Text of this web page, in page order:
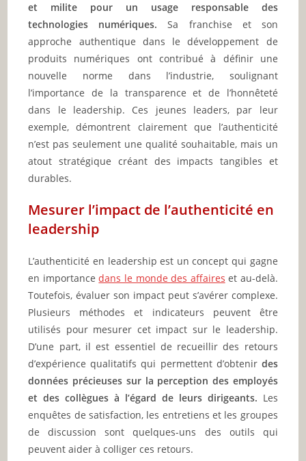
et milite pour un usage responsable des
technologies numériques. Sa franchise et son
approche authentique dans le développement de
produits numériques ont contribué à définir une
nouvelle norme dans l’industrie, soulignant
l’importance de la transparence et de l’honnêteté
dans le leadership. Ces jeunes leaders, par leur
exemple, démontrent clairement que l’authenticité
n’est pas seulement une qualité souhaitable, mais un
atout stratégique créant des impacts tangibles et
durables.
Mesurer l’impact de l’authenticité en
leadership
L’authenticité en leadership est un concept qui gagne
en importancedans le monde des affaires et au-delà.
Toutefois, évaluer son impact peut s’avérer complexe.
Plusieurs méthodes et indicateurs peuvent être
utilisés pour mesurer cet impact sur le leadership.
D’une part, il est essentiel de recueillir des retours
d’expérience qualitatifs qui permettent d’obtenir des
données précieuses sur la perception des employés
et des collègues à l’égard de leurs dirigeants. Les
enquêtes de satisfaction, les entretiens et les groupes
de discussion sont quelques-uns des outils qui
peuvent aider à colliger ces retours.